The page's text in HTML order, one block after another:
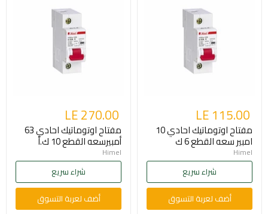
LE 115.00
مفتاح اوتوماتيك احادي 10
امبير سعه القطع 6 ك
Himel
شراء سريع
أضف لعربة التسوق
LE 270.00
مفتاح اوتوماتيك احادي 63
أمبيرسعه القطع 10 ك.أ
Himel
شراء سريع
أضف لعربة التسوق